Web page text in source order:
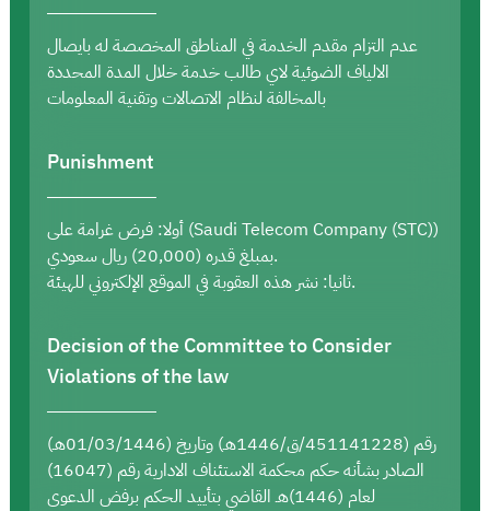
عدم التزام مقدم الخدمة في المناطق المخصصة له بايصال
الالياف الضوئية لاي طالب خدمة خلال المدة المحددة
بالمخالفة لنظام الاتصالات وتقنية المعلومات
Punishment
أولا: فرض غرامة على (Saudi Telecom Company (STC))
بمبلغ قدره (20,000) ريال سعودي.
ثانيا: نشر هذه العقوبة في الموقع الإلكتروني للهيئة.
Decision of the Committee to Consider
Violations of the law
رقم (451141228/ق/1446هـ) وتاريخ (01/03/1446هـ)
الصادر بشأنه حكم محكمة الاستئناف الادارية رقم (16047)
لعام (1446)هـ القاضي بتأييد الحكم برفض الدعوى